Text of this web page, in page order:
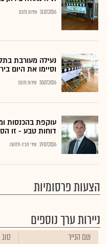
31.07.2026 שירות גלובס
נעילה מעורבת
וסיימו את היום
30.07.2026 שירות גלובס
עוקפת בהכנסות
דוחות טבע - זו
29.07.2026 שירי חביב-ולדהורן
הצעות פרסומיות
ניירות ערך נוספים
שם הנייר סוג